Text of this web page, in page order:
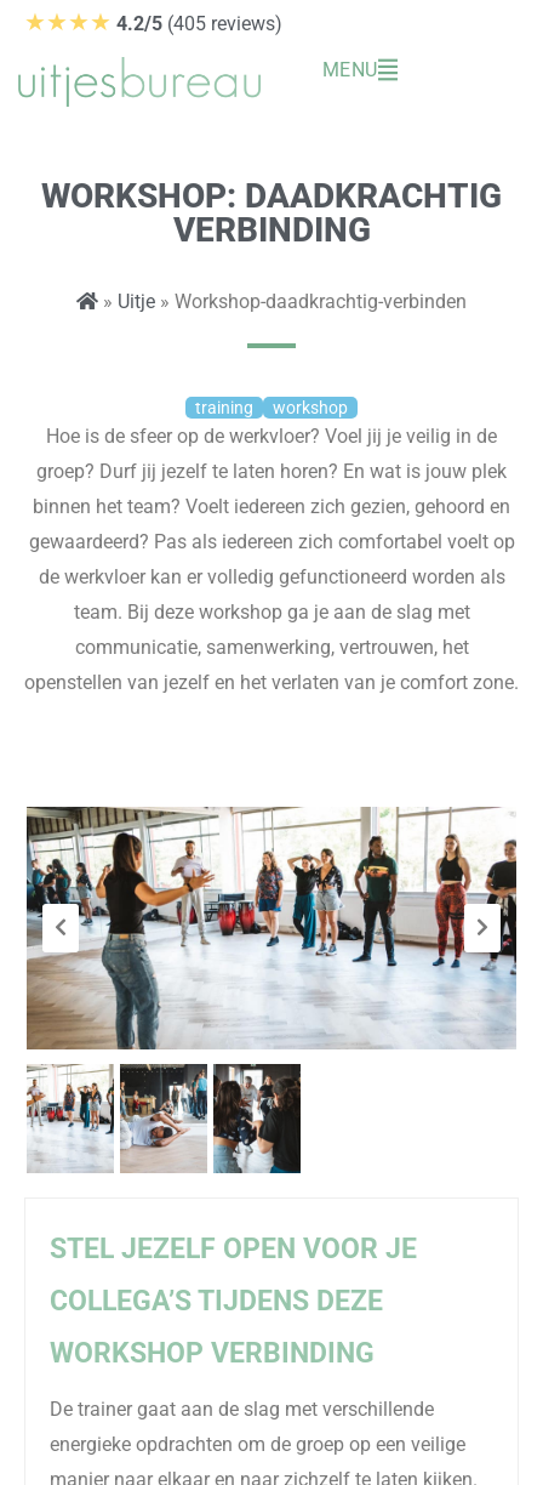
de
★★★★ 4.2/5 (405 reviews)
MENU
WORKSHOP: DAADKRACHTIG
VERBINDING
» Uitje » Workshop-daadkrachtig-verbinden
training workshop
Hoe is de sfeer op de werkvloer? Voel jij je veilig in de
groep? Durf jij jezelf te laten horen? En wat is jouw plek
binnen het team? Voelt iedereen zich gezien, gehoord en
gewaardeerd? Pas als iedereen zich comfortabel voelt op
de werkvloer kan er volledig gefunctioneerd worden als
team. Bij deze workshop ga je aan de slag met
communicatie, samenwerking, vertrouwen, het
openstellen van jezelf en het verlaten van je comfort zone.
STEL JEZELF OPEN VOOR JE
COLLEGA’S TIJDENS DEZE
WORKSHOP VERBINDING
De trainer gaat aan de slag met verschillende
energieke opdrachten om de groep op een veilige
manier naar elkaar en naar zichzelf te laten kijken.